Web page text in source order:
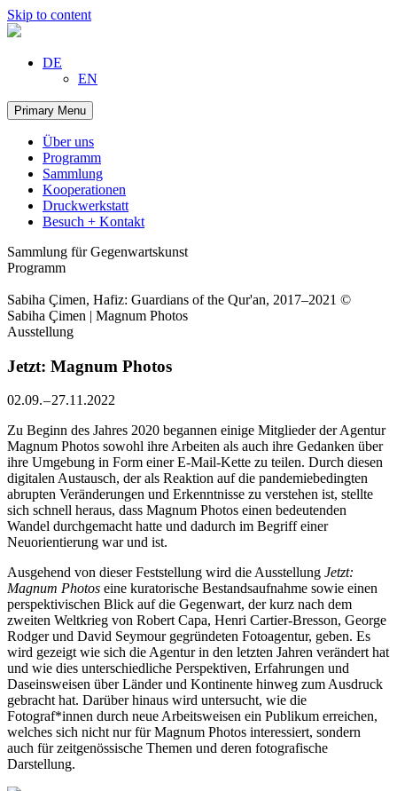
Skip to content
DE
EN
Primary Menu
Über uns
Programm
Sammlung
Kooperationen
Druckwerkstatt
Besuch + Kontakt
Sammlung für Gegenwartskunst
Programm
Sabiha Çimen, Hafiz: Guardians of the Qur'an, 2017–2021 ©
Sabiha Çimen | Magnum Photos
Ausstellung
Jetzt: Magnum Photos
02.09. – 27.11.2022
Zu Beginn des Jahres 2020 begannen einige Mitglieder der Agentur
Magnum Photos sowohl ihre Arbeiten als auch ihre Gedanken über
ihre Umgebung in Form einer E-Mail-Kette zu teilen. Durch diesen
digitalen Austausch, der als Reaktion auf die pandemiebedingten
abrupten Veränderungen und Erkenntnisse zu verstehen ist, stellte
sich schnell heraus, dass Magnum Photos einen bedeutenden
Wandel durchgemacht hatte und dadurch im Begriff einer
Neuorientierung war und ist.
Ausgehend von dieser Feststellung wird die Ausstellung Jetzt:
Magnum Photos eine kuratorische Bestandsaufnahme sowie einen
perspektivischen Blick auf die Gegenwart, der kurz nach dem
zweiten Weltkrieg von Robert Capa, Henri Cartier-Bresson, George
Rodger und David Seymour gegründeten Fotoagentur, geben. Es
wird gezeigt wie sich die Agentur in den letzten Jahren verändert hat
und wie dies unterschiedliche Perspektiven, Erfahrungen und
Daseinsweisen über Länder und Kontinente hinweg zum Ausdruck
gebracht hat. Darüber hinaus wird untersucht, wie die
Fotograf*innen durch neue Arbeitsweisen ein Publikum erreichen,
welches sich nicht nur für Magnum Photos interessiert, sondern
auch für zeitgenössische Themen und deren fotografische
Darstellung.